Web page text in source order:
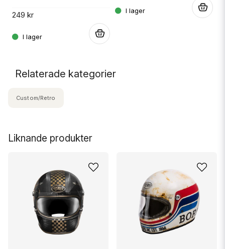
249 kr
Liknande produkter
Relaterade kategorier
Custom/Retro